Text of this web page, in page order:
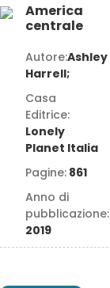
America
centrale
Autore:Ashley
Harrell;
Casa
Editrice:
Lonely
Planet Italia
Pagine: 861
Anno di
pubblicazione:
2019